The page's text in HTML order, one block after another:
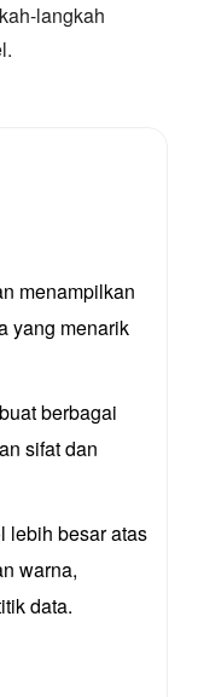
langkah
menampilkan
yang menarik
berbagai
sifat dan
lebih besar atas
warna,
data.